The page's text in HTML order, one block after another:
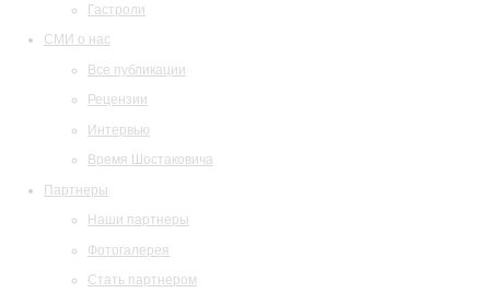
Гастроли
СМИ о нас
Все публикации
Рецензии
Интервью
Время Шостаковича
Партнеры
Наши партнеры
Фотогалерея
Стать партнером